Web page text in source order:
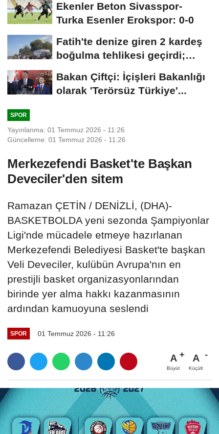
Ekenler Beton Sivasspor-
Turka Esenler Erokspor: 0-0
Fatih'te denize giren 2 kardeş
boğulma tehlikesi geçirdi;
Bakan Çiftçi: İçişleri Bakanlığı
olarak 'Terörsüz Türkiye'...
SPOR
Yayınlanma: 01 Temmuz 2026 - 11:26
Güncelleme: 01 Temmuz 2026 - 11:26
Merkezefendi Basket'te Başkan
Deveciler'den sitem
Ramazan ÇETİN / DENİZLİ, (DHA)-
BASKETBOLDA yeni sezonda Şampiyonlar
Ligi'nde mücadele etmeye hazırlanan
Merkezefendi Belediyesi Basket'te başkan
Veli Deveciler, kulübün Avrupa'nın en
prestijli basket organizasyonlarından
birinde yer alma hakkı kazanmasının
ardından kamuoyuna seslendi
SPOR 01 Temmuz 2026 - 11:26
A
Büyüt
A
Küçült